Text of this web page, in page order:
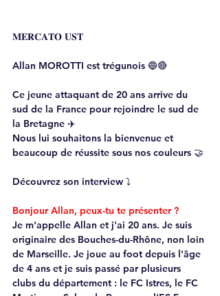
𝐌𝐄𝐑𝐂𝐀𝐓𝐎 𝐔𝐒𝐓
Allan MOROTTI est trégunois 🔵🔴
Ce jeune attaquant de 20 ans arrive du
sud de la France pour rejoindre le sud de
la Bretagne ✈️
Nous lui souhaitons la bienvenue et
beaucoup de réussite sous nos couleurs 🤝
Découvrez son interview ⤵️
Bonjour Allan, peux-tu te présenter ?
Je m'appelle Allan et j'ai 20 ans. Je suis
originaire des Bouches-du-Rhône, non loin
de Marseille. Je joue au foot depuis l'âge
de 4 ans et je suis passé par plusieurs
clubs du département : le FC Istres, le FC